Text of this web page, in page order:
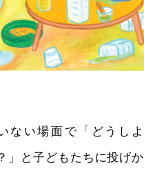
ない場面で「どうしよ
」と子どもたちに投げか